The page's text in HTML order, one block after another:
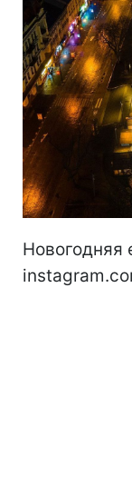
Новогодняя